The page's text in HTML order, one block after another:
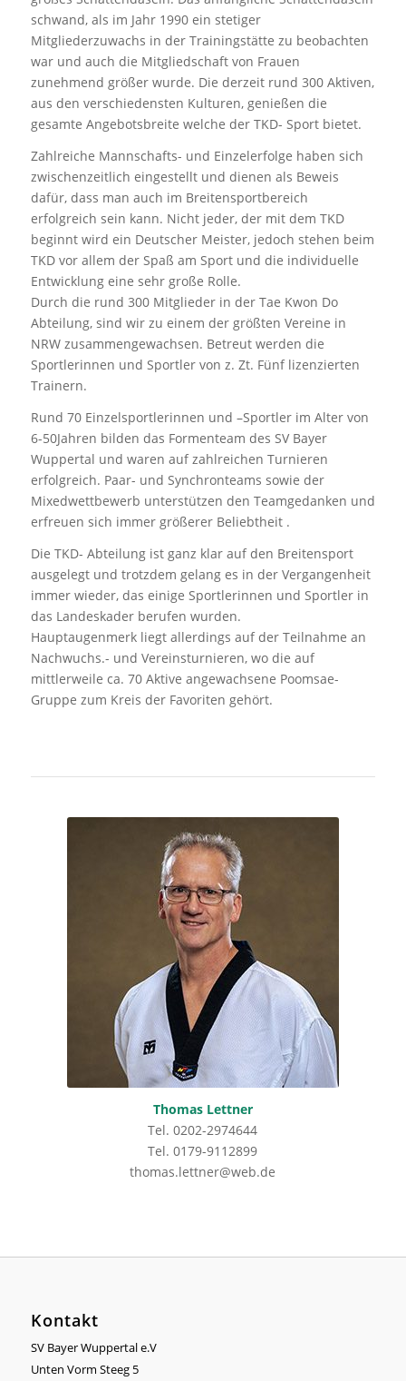
schwand, als im Jahr 1990 ein stetiger
Mitgliederzuwachs in der Trainingstätte zu beobachten
war und auch die Mitgliedschaft von Frauen
zunehmend größer wurde. Die derzeit rund 300 Aktiven,
aus den verschiedensten Kulturen, genießen die
gesamte Angebotsbreite welche der TKD- Sport bietet.
Zahlreiche Mannschafts- und Einzelerfolge haben sich
zwischenzeitlich eingestellt und dienen als Beweis
dafür, dass man auch im Breitensportbereich
erfolgreich sein kann. Nicht jeder, der mit dem TKD
beginnt wird ein Deutscher Meister, jedoch stehen beim
TKD vor allem der Spaß am Sport und die individuelle
Entwicklung eine sehr große Rolle.
Durch die rund 300 Mitglieder in der Tae Kwon Do
Abteilung, sind wir zu einem der größten Vereine in
NRW zusammengewachsen. Betreut werden die
Sportlerinnen und Sportler von z. Zt. Fünf lizenzierten
Trainern.
Rund 70 Einzelsportlerinnen und –Sportler im Alter von
6-50Jahren bilden das Formenteam des SV Bayer
Wuppertal und waren auf zahlreichen Turnieren
erfolgreich. Paar- und Synchronteams sowie der
Mixedwettbewerb unterstützen den Teamgedanken und
erfreuen sich immer größerer Beliebtheit .
Die TKD- Abteilung ist ganz klar auf den Breitensport
ausgelegt und trotzdem gelang es in der Vergangenheit
immer wieder, das einige Sportlerinnen und Sportler in
das Landeskader berufen wurden.
Hauptaugenmerk liegt allerdings auf der Teilnahme an
Nachwuchs.- und Vereinsturnieren, wo die auf
mittlerweile ca. 70 Aktive angewachsene Poomsae-
Gruppe zum Kreis der Favoriten gehört.
Thomas Lettner
Tel. 0202-2974644
Tel. 0179-9112899
thomas.lettner@web.de
Kontakt
SV Bayer Wuppertal e.V
Unten Vorm Steeg 5